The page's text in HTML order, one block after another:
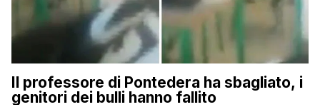
Il professore di Pontedera ha sbagliato, i
genitori dei bulli hanno fallito